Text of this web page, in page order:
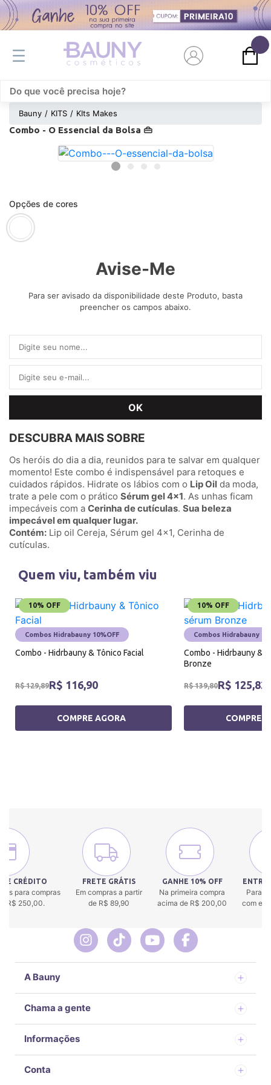
Bauny KITS KIts Makes
Combo - O Essencial da Bolsa 👜
Opções de cores
Avise-Me
Para ser avisado da disponibilidade deste Produto, basta
preencher os campos abaixo.
DESCUBRA MAIS SOBRE
Os heróis do dia a dia, reunidos para te salvar em qualquer
momento! Este combo é indispensável para retoques e
cuidados rápidos. Hidrate os lábios com o Lip Oil da moda,
trate a pele com o prático Sérum gel 4x1. As unhas ficam
impecáveis com a Cerinha de cutículas. Sua beleza
impecável em qualquer lugar.
Contém: Lip oil Cereja, Sérum gel 4x1, Cerinha de
cutículas.
Quem viu, também viu
10% OFF
Combos Hidrabauny 10%OFF
Combo - Hidrbauny & Tônico Facial
R$ 129,89R$ 116,90
COMPRE AGORA
10% OFF
Combos Hidrabauny
Combo - Hidrbauny &
Bronze
R$ 139,80R$ 125,82
COMPRE
CRÉDITO
para compras
R$ 250,00.
FRETE GRÁTIS
Em compras a partir
de R$ 89,90
GANHE 10% OFF
Na primeira compra
acima de R$ 200,00
Para
com
A Bauny
Chama a gente
Informações
Conta